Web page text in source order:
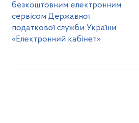
безкоштовним електронним
сервісом Державної
податкової служби України
«Електронний кабінет»